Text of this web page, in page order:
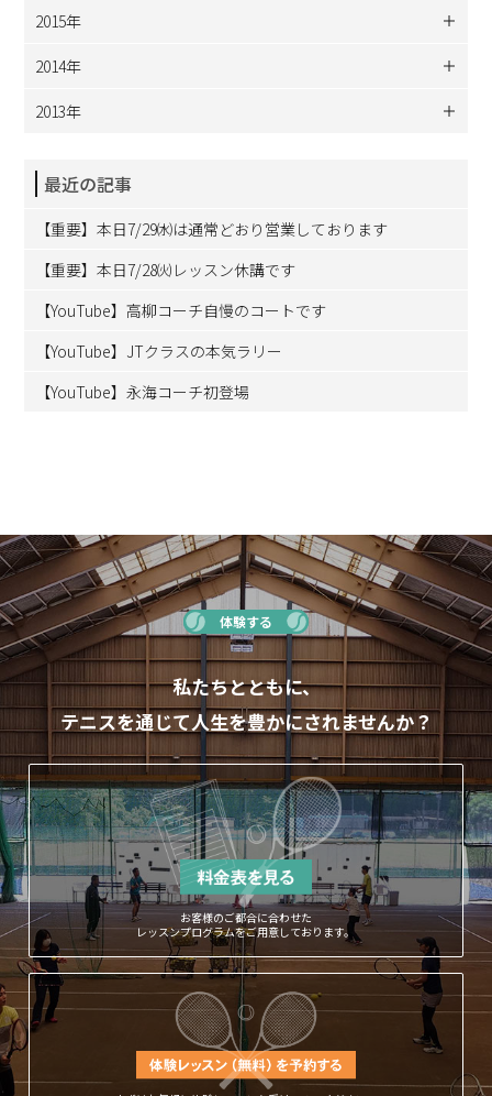
2015年
2014年
2013年
最近の記事
【重要】本日7/29㈬は通常どおり営業しております
【重要】本日7/28㈫レッスン休講です
【YouTube】高柳コーチ自慢のコートです
【YouTube】JTクラスの本気ラリー
【YouTube】永海コーチ初登場
体験する
私たちとともに、
テニスを通じて人生を豊かにされませんか？
お客様のご都合に合わせた
レッスンプログラムをご用意しております。